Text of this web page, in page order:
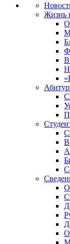
Жизнь
О